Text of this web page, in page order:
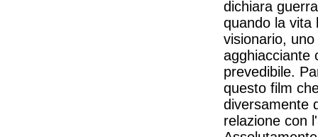
dichiara
quando la vita
visionario,
agghiacciante
prevedibile.
questo film
diversamente
relazione con